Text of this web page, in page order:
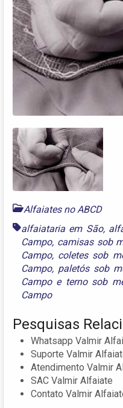
Alfaiates no ABCD
alfaiataria em São,
Campo, camisas sob
Campo, coletes sob
Campo, paletós sob
Campoe terno sob
Campo
Pesquisas
Whatsapp Valmir
Suporte Valmir
Atendimento Valmir
SAC Valmir Alfaiate
Contato Valmir